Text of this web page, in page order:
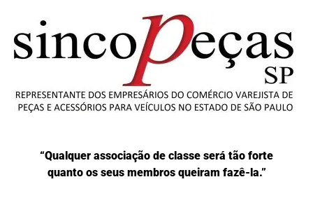
“Qualquer associação de classe será tão forte
quanto os seus membros queiram fazê-la.”